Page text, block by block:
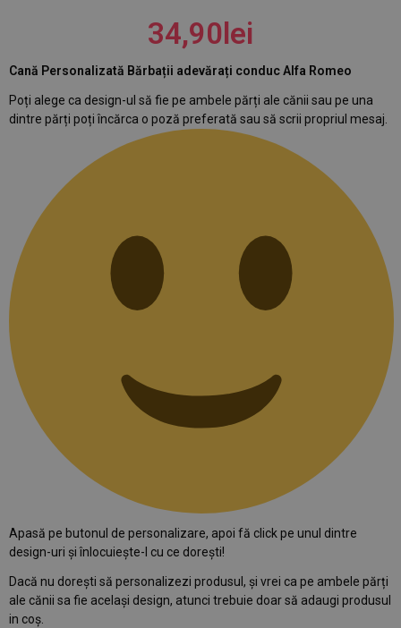
34,90lei
Cană Personalizată Bărbații adevărați conduc Alfa Romeo
Poți alege ca design-ul să fie pe ambele părți ale cănii sau pe una
dintre părți poți încărca o poză preferată sau să scrii propriul mesaj.
Apasă pe butonul de personalizare, apoi fă click pe unul dintre
design-uri și înlocuiește-l cu ce dorești!
Dacă nu dorești să personalizezi produsul, și vrei ca pe ambele părți
ale cănii sa fie același design, atunci trebuie doar să adaugi produsul
in coș.